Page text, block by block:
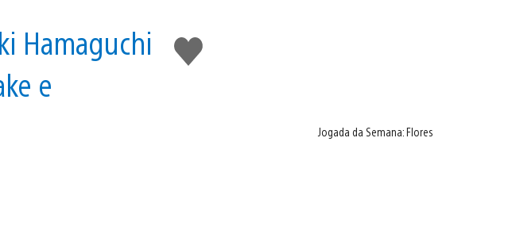
Curtir
Hamaguchi
e
Jogada da Semana: Flores